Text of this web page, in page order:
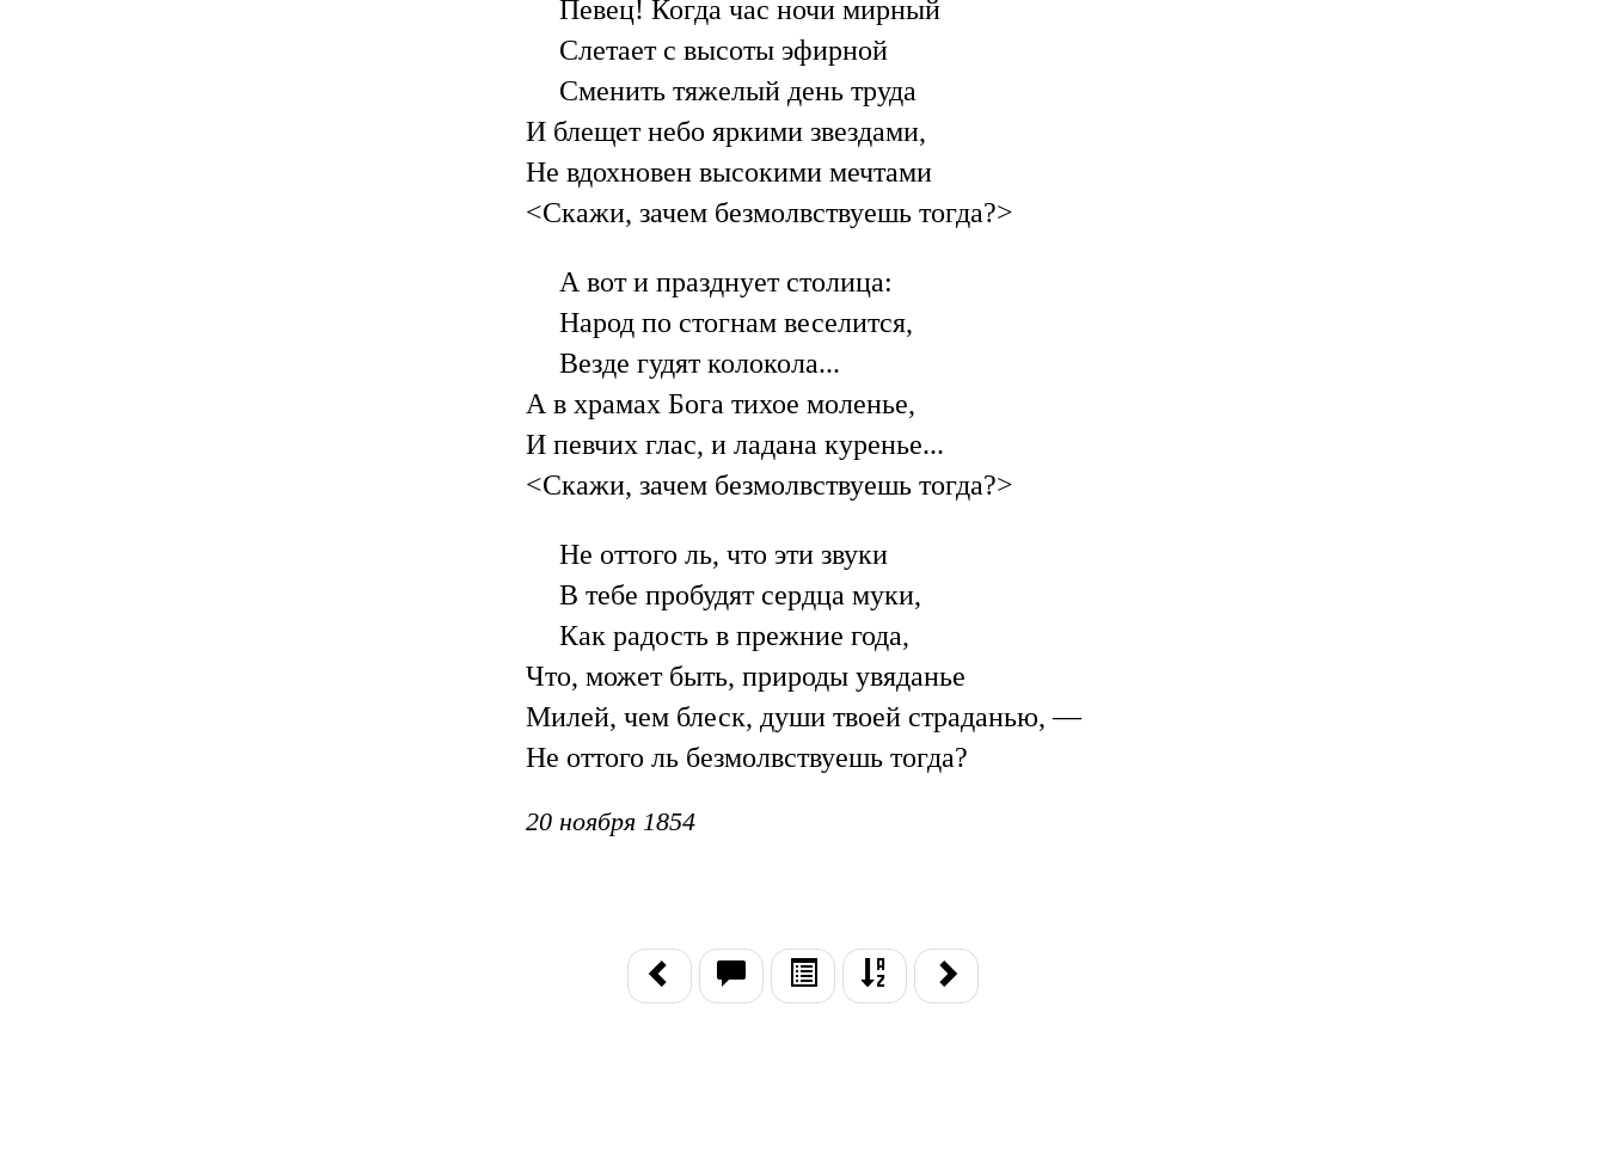
Певец! Когда час ночи мирный
Слетает с высоты эфирной
Сменить тяжелый день труда
И блещет небо яркими звездами,
Не вдохновен высокими мечтами
<Скажи, зачем безмолвствуешь тогда?>
А вот и празднует столица:
Народ по стогнам веселится,
Везде гудят колокола...
А в храмах Бога тихое моленье,
И певчих глас, и ладана куренье...
<Скажи, зачем безмолвствуешь тогда?>
Не оттого ль, что эти звуки
В тебе пробудят сердца муки,
Как радость в прежние года,
Что, может быть, природы увяданье
Милей, чем блеск, души твоей страданью, —
Не оттого ль безмолвствуешь тогда?
20 ноября 1854